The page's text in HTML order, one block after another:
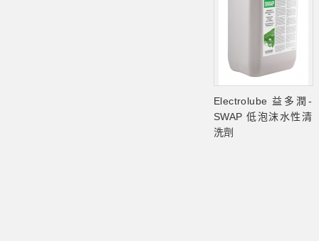
Electrolube 益多潤-
SWAP 低泡沫水性清
洗劑